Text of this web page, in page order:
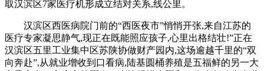
取汉滨区7家医疗机形成立结对关系,线公里。
汉滨区西医病院门前的“西医夜市”悄悄开张,来自江苏的
医疗专家凝思静气,现正在既能照应孩子,心里出格结壮!”正在
汉滨区五里工业集中区苏陕协做财产园内,这场逾越千里的“双
向奔赴”,从就业增收到口看病,陆基圆桶养殖是五福鲜的另一大